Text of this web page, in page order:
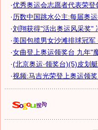
·优秀奥运会志愿者代表荣登
· 历数中国跳水公主:每届奥
·刘翔获得"活出奥运风采奖"
·美国包揽男女沙滩排球冠军
·女曲登上奥运领奖台 九年"
·(北京奥运·领奖台)(5)皮划
·视频:马吉光荣登上奥运领